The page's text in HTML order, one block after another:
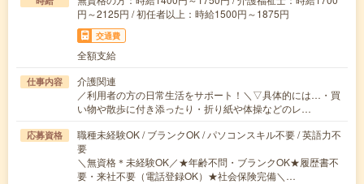
円～2125円 / 初任者以上：時給1500円～1875円
交通費
全額支給
仕事内容
介護関連
／利用者の方の日常生活をサポート！＼▽具体的には…・買
い物や散歩に付き添ったり・折り紙や体操などのレ…
応募資格
職種未経験OK / ブランクOK / パソコンスキル不要 / 英語力不
要
＼無資格＊未経験OK／★年齢不問・ブランクOK★履歴書不
要・来社不要（電話登録OK）★社会保険完備＼…